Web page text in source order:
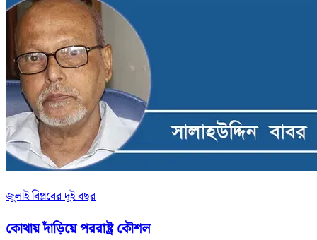
জুলাই বিপ্লবের দুই বছর
কোথায় দাঁড়িয়ে পররাষ্ট্র কৌশল